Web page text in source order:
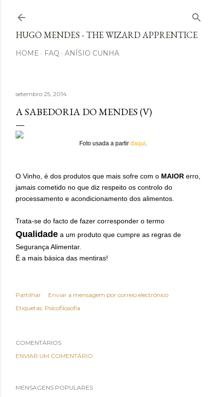
HUGO MENDES - THE WIZARD APPRENTICE
HOME FAQ ANÍSIO CUNHA
setembro 25, 2014
A SABEDORIA DO MENDES (V)
Foto usada a partir daqui.
O Vinho, é dos produtos que mais sofre com o MAIOR erro,
jamais cometido no que diz respeito os controlo do
processamento e acondicionamento dos alimentos.
Trata-se do facto de fazer corresponder o termo
Qualidade a um produto que cumpre as regras de
Segurança Alimentar.
È a mais básica das mentiras!
Partilhar
Enviar a mensagem por correio electrónico
Etiquetas: Psícofilosofia
COMENTÁRIOS
ENVIAR UM COMENTÁRIO
MENSAGENS POPULARES